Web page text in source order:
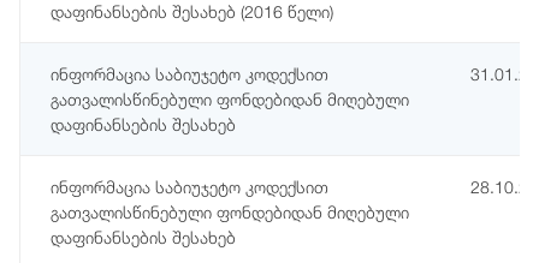
დაფინანსების შესახებ (2016 წელი)
ინფორმაცია საბიუჯეტო კოდექსით
გათვალისწინებული ფონდებიდან მიღებული
დაფინანსების შესახებ
ინფორმაცია საბიუჯეტო კოდექსით
გათვალისწინებული ფონდებიდან მიღებული
დაფინანსების შესახებ